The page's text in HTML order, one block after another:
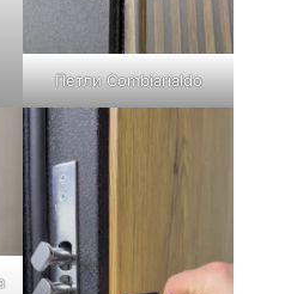
Петли Combiarialdo